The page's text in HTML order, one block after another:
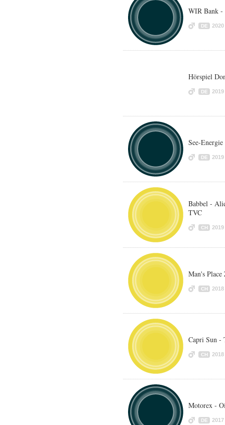
WIR Bank -
DE 2020
Hörspiel
DE 2019
See-
DE 2019
Babbel -
TVC
CH 2019
Man's
CH 2018
Capri Sun -
CH 2018
Motorex -
DE 2017